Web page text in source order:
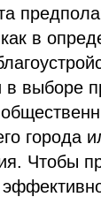
в
в выборе
города
Чтобы